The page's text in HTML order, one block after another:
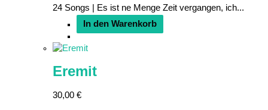
24 Songs | Es ist ne Menge Zeit vergangen, ich...
In den Warenkorb
Eremit
30,00 €